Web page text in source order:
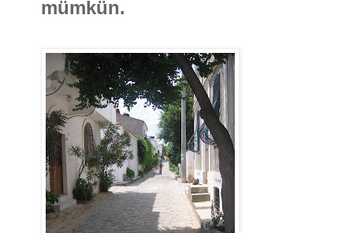
mümkün.